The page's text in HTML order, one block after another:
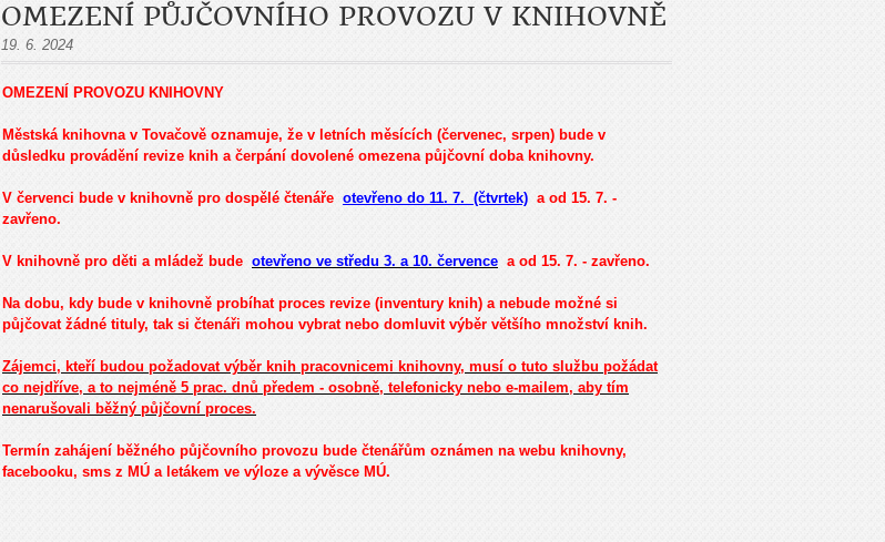
OMEZENÍ PŮJČOVNÍHO PROVOZU V KNIHOVNĚ
19. 6. 2024
OMEZENÍ PROVOZU KNIHOVNY
Městská knihovna v Tovačově oznamuje, že v letních měsících (červenec, srpen) bude v
důsledku provádění revize knih a čerpání dovolené omezena půjčovní doba knihovny.
V červenci bude v knihovně pro dospělé čtenáře otevřeno do 11. 7. (čtvrtek) a od 15. 7. -
zavřeno.
V knihovně pro děti a mládež bude otevřeno ve středu 3. a 10. července a od 15. 7. - zavřeno.
Na dobu, kdy bude v knihovně probíhat proces revize (inventury knih) a nebude možné si
půjčovat žádné tituly, tak si čtenáři mohou vybrat nebo domluvit výběr většího množství knih.
Zájemci, kteří budou požadovat výběr knih pracovnicemi knihovny, musí o tuto službu požádat
co nejdříve, a to nejméně 5 prac. dnů předem - osobně, telefonicky nebo e-mailem, aby tím
nenarušovali běžný půjčovní proces.
Termín zahájení běžného půjčovního provozu bude čtenářům oznámen na webu knihovny,
facebooku, sms z MÚ a letákem ve výloze a vývěsce MÚ.